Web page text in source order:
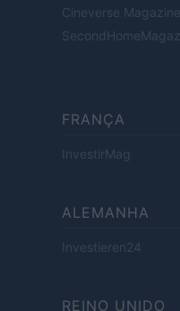
Cineverse Magazine
FRANÇA
InvestirMag
ALEMANHA
Investieren24
REINO UNIDO